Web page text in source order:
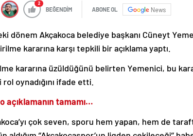
2
BEĞENDİM ABONE OL News
dönem Akçakoca belediye başkanı Cüneyt
kararına karşı tepkili bir açıklama yaptı.
kararına üzüldüğünü belirten Yemenici, bu
oynadığını ifade etti.
açıklamanın tamamı…
çok seven, sporu hem yapan, hem de